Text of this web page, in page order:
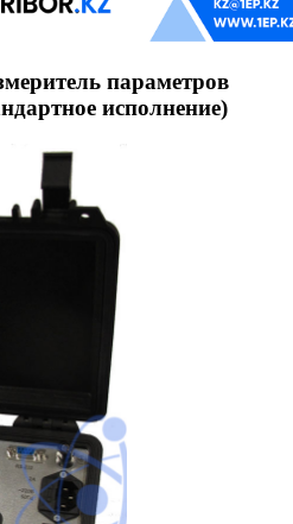
параметров
исполнение)